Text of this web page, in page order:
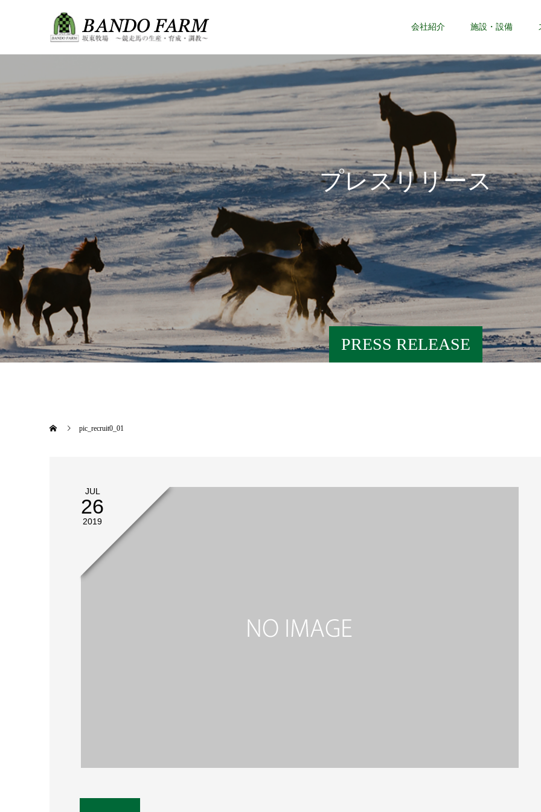
会社紹介 施設・設備
PRESS RELEASE
プレスリリース
pic_recruit0_01
JUL
26
2019